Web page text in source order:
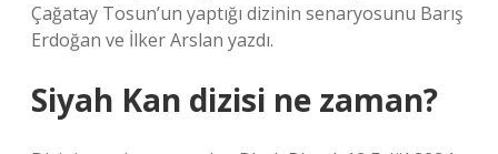
Çağatay Tosun’un yaptığı dizinin senaryosunu Barış
Erdoğan ve İlker Arslan yazdı.
Siyah Kan dizisi ne zaman?